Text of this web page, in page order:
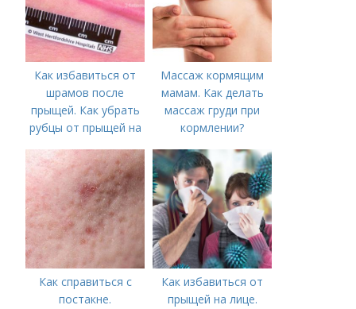
Как избавиться от
шрамов после
прыщей. Как убрать
рубцы от прыщей на
Массаж кормящим
мамам. Как делать
массаж груди при
кормлении?
Как справиться с
постакне.
Как избавиться от
прыщей на лице.